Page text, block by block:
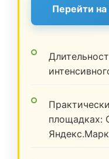
Перейти
площадках: